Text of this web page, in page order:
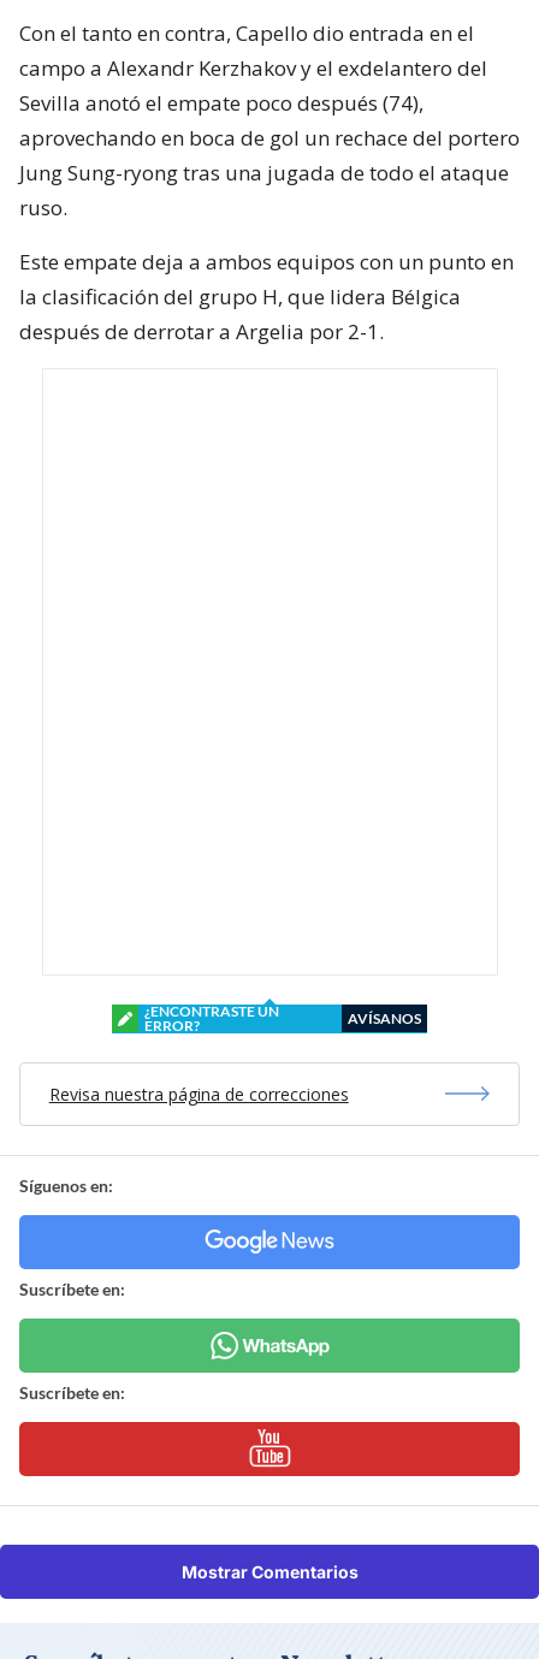
Con el tanto en contra, Capello dio entrada en el
campo a Alexandr Kerzhakov y el exdelantero del
Sevilla anotó el empate poco después (74),
aprovechando en boca de gol un rechace del portero
Jung Sung-ryong tras una jugada de todo el ataque
ruso.
Este empate deja a ambos equipos con un punto en
la clasificación del grupo H, que lidera Bélgica
después de derrotar a Argelia por 2-1.
¿ENCONTRASTE UN
ERROR?
AVÍSANOS
Revisa nuestra página de correcciones
Síguenos en:
Suscríbete en:
Suscríbete en:
Mostrar Comentarios